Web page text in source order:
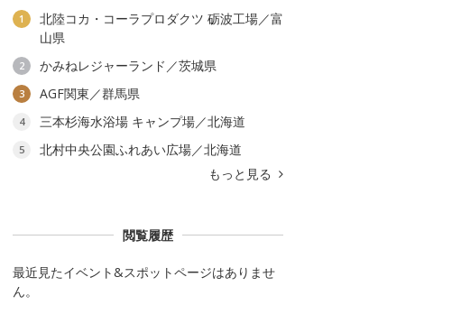
1
北陸コカ・コーラプロダクツ 砺波工場／富
山県
2 かみねレジャーランド／茨城県
3 AGF関東／群馬県
4 三本杉海水浴場 キャンプ場／北海道
5
北村中央公園ふれあい広場／北海道
もっと見る
閲覧履歴
最近見たイベント&スポットページはありませ
ん。